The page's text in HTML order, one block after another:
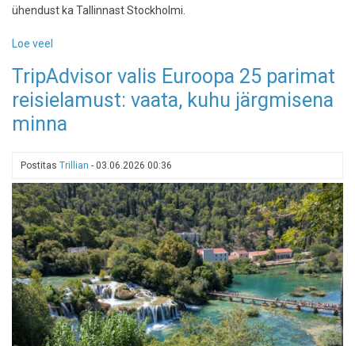
ühendust ka Tallinnast Stockholmi.
Loe veel
Line
tihendab
Tallinna–
liini
graafikut:
Tallinnast
saab
taas
iga
päev
ka
Stockholmi
TripAdvisor valis Euroopa 25 parimat
reisielamust: vaata, kuhu järgmisena
minna
Postitas Trillian - 03.06.2026 00:36